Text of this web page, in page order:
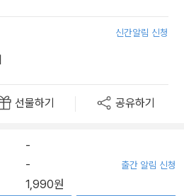
신간알림 신청
선물하기 공유하기
-
- 출간 알림 신청
1,990원